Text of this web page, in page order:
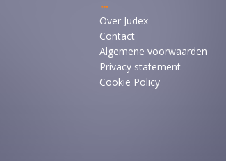
Over Judex
Contact
Algemene voorwaarden
Privacy statement
Cookie Policy